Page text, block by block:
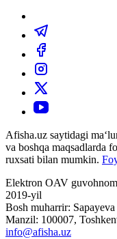
Afisha.uz saytidagi
va boshqa maqsadlarda
ruxsati bilan mumkin.
Elektron OAV
2019-yil
Bosh muharrir:
Manzil: 100007,
info@afisha.uz